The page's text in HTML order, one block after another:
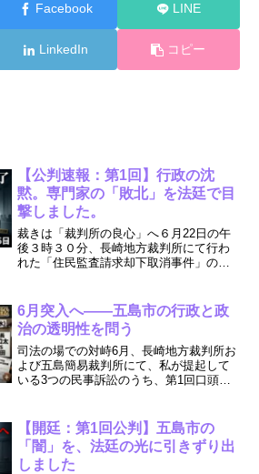
Facebook LINE
LinkedIn コピー
【公判速報：第1回】行政の沈
黙。専門家の「敗北」を法廷で目
撃しました。
裁きは「裁判所の良心」へ６月22日の午
後３時３０分、長崎地方裁判所にて行わ
れた「住民監査請求却下取消事件」の第1
ての開廷です。原告である私は、訴状、
準備書面①、そして...
6月突入へ――五島市の行政と政
治の透明性を問う
司法の場での対峙6月、長崎地方裁判所お
よび五島簡易裁判所にて、私が提起して
いる3つの民事訴訟のうち、第1回口頭弁
益目的の言論活動を守るための重要な戦
いです。6月に行われ...
【開廷：第1回公判】五島市の
「闇」を、法廷の光に引きずり出
しました